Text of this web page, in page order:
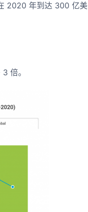
2020 年到达 300 亿美
倍。